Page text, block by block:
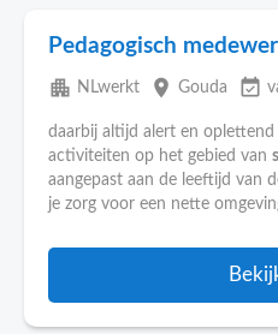
Pedagogisch
apartment NLwerkt place Gouda event_available
daarbij altijd alert en
activiteiten op het gebied van
aangepast aan de leeftijd van
je zorg voor een nette